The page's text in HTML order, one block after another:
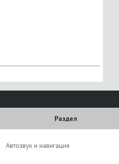
Раздел
Автозвук и навигация